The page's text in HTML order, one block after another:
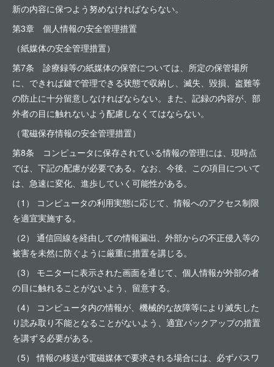
新の内容に保つよう努めなければならない。
第3章 個人情報の安全管理措置
（紙媒体の安全管理措置）
第7条 診療録等の紙媒体の保管については、所定の保管場所
に、できれば鍵で管理できる状態で収納し、滅失、毀損、盗難等
の防止に十分留意しなければならない。また、記録の内容が、部
外者の目に触れないよう配慮しなくてはならない。
（電磁保存情報の安全管理措置）
第8条 コンピュータに保存されている情報の管理には、現時点
では、下記の配慮が必要である。なお、今後、この項目について
は、急速に変化、進歩していく可能性がある。
（1） コンピュータの利用実態に応じて、情報へのアクセス制限
を適宜実施する。
（2） 通信回線を経由しての情報漏出、外部からの不正侵入等の
被害を未然に防ぐように厳重に措置を講じる。
（3） モニターに表示された画面を通じて、個人情報が外部の者
の目に触れることがないよう、留意する。
（4） コンピュータ内の情報が、機械的な故障等により滅失した
り読み取り不能となることがないよう、適宜バックアップの措置
を講ずる必要がある。
（5） 情報の移送が電磁媒体で要求される場合には、必ずパスワ